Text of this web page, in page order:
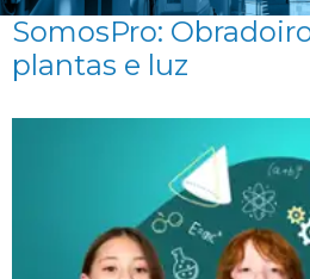
SomosPro:
plantas e luz